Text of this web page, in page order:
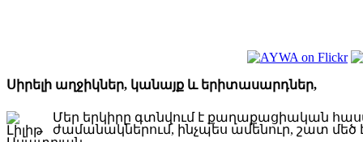
Սիրելի աղջիկներ, կանայք և երիտասարդներ,
Մեր երկիրը գտնվում է քաղաքացիական
ժամանակներում, ինչպես ամենուր, շատ մեծ